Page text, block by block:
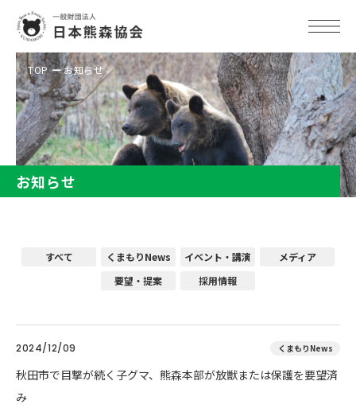
TOP お知らせ
お知らせ
すべて くまもりNews イベント・講演
メディア
要望・提案
採用情報
2024/12/09 くまもりNews
秋田市で目撃が続く子グマ、熊森本部が放獣または保護を要望済
み